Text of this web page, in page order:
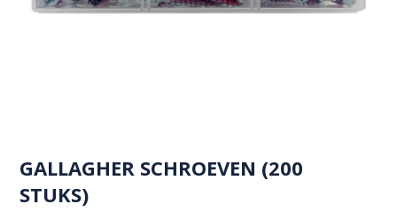
GALLAGHER SCHROEVEN (200
STUKS)